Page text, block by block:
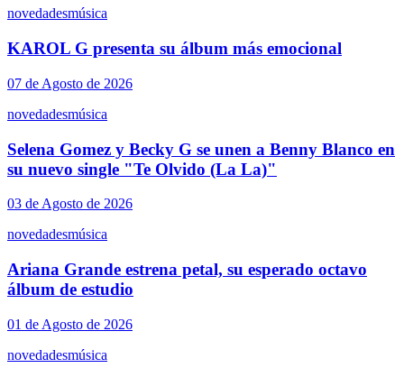
novedadesmúsica
KAROL G presenta su álbum más emocional
07 de Agosto de 2026
novedadesmúsica
Selena Gomez y Becky G se unen a Benny Blanco en
su nuevo single "Te Olvido (La La)"
03 de Agosto de 2026
novedadesmúsica
Ariana Grande estrena petal, su esperado octavo
álbum de estudio
01 de Agosto de 2026
novedadesmúsica